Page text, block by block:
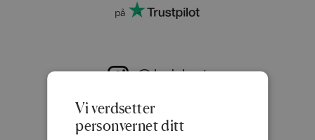
på
+100.000 følgere
@hairlust
Vi verdsetter
personvernet ditt